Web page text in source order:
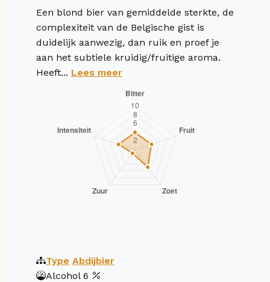
Een blond bier van gemiddelde sterkte, de
complexiteit van de Belgische gist is
duidelijk aanwezig, dan ruik en proef je
aan het subtiele kruidig/fruitige aroma.
Heeft... Lees meer
Type Abdijbier
Alcohol 6